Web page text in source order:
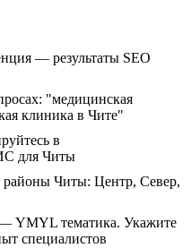
— результаты SEO
"медицинская
клиника в Чите"
в
для Читы
районы Читы: Центр, Север,
YMYL тематика. Укажите
специалистов